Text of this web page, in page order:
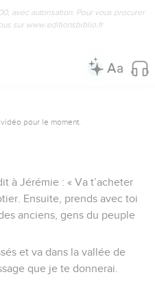
avec autorisation. Pour vous procurer
sur www.editionsbiblio.fr
pour le moment.
à Jérémie : « Va t’acheter
Ensuite, prends avec toi
anciens, gens du peuple
et va dans la vallée de
que je te donnerai.